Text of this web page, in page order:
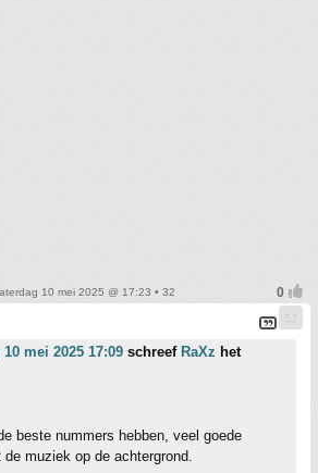
10 mei 2025 @ 17:23 • 32
mei 2025 17:09 schreef RaXz het
beste nummers hebben, veel goede
de muziek op de achtergrond.